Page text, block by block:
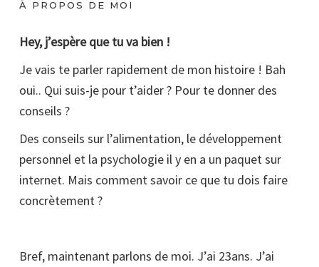
À PROPOS DE MOI
Hey, j’espère que tu va bien !
Je vais te parler rapidement de mon histoire ! Bah
oui.. Qui suis-je pour t’aider ? Pour te donner des
conseils ?
Des conseils sur l’alimentation, le développement
personnel et la psychologie il y en a un paquet sur
internet. Mais comment savoir ce que tu dois faire
concrètement ?
Bref, maintenant parlons de moi. J’ai 23ans. J’ai